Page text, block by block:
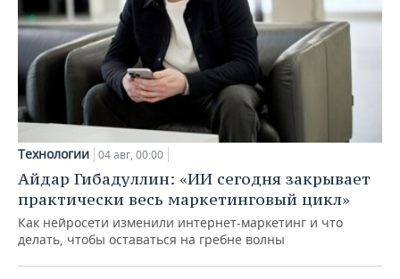
Технологии 04 авг, 00:00
Айдар Гибадуллин: «ИИ сегодня закрывает
практически весь маркетинговый цикл»
Как нейросети изменили интернет-маркетинг и что
делать, чтобы оставаться на гребне волны